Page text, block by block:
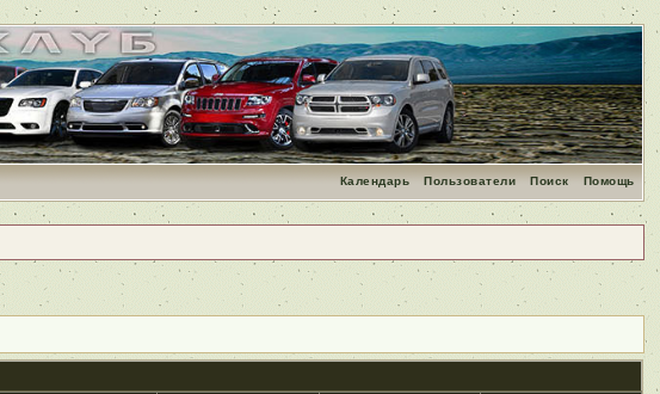
Помощь
Поиск
Пользователи
Календарь